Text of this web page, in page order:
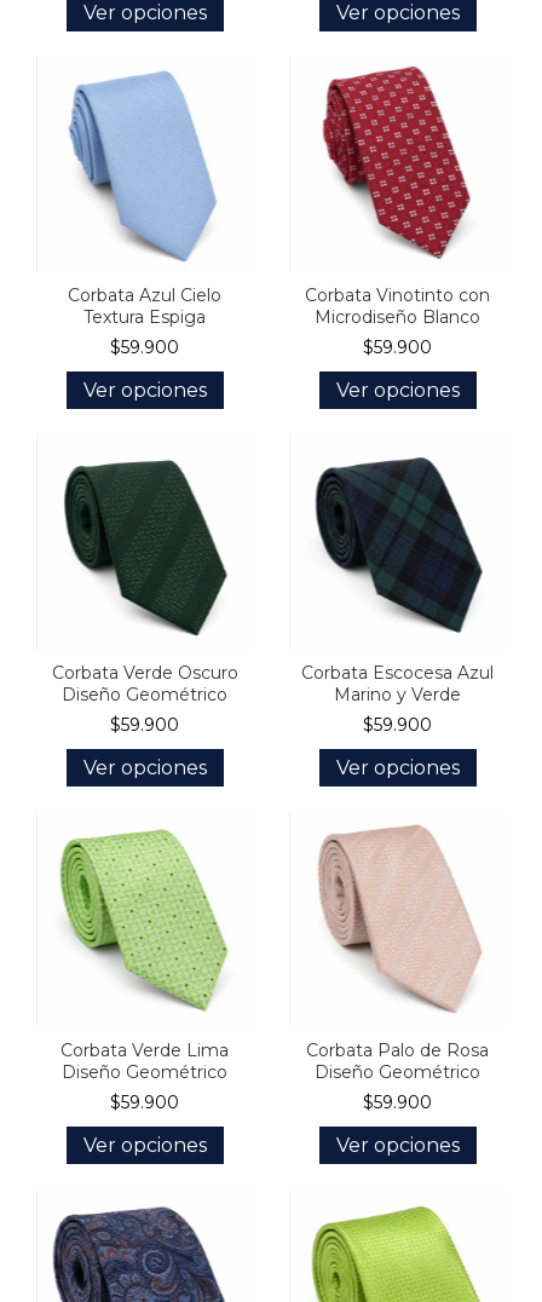
Ver opciones Ver opciones
Corbata Azul Cielo
Textura Espiga
$59.900
Ver opciones
Corbata Vinotinto con
Microdiseño Blanco
$59.900
Ver opciones
Corbata Verde Oscuro
Diseño Geométrico
$59.900
Ver opciones
Corbata Escocesa Azul
Marino y Verde
$59.900
Ver opciones
Corbata Verde Lima
Diseño Geométrico
$59.900
Ver opciones
Corbata Palo de Rosa
Diseño Geométrico
$59.900
Ver opciones